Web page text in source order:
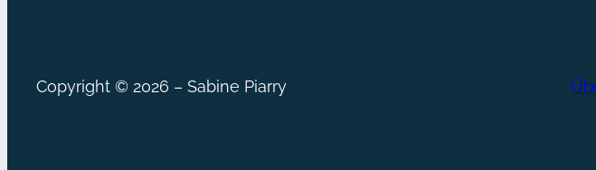
Copyright © 2026 – Sabine Piarry